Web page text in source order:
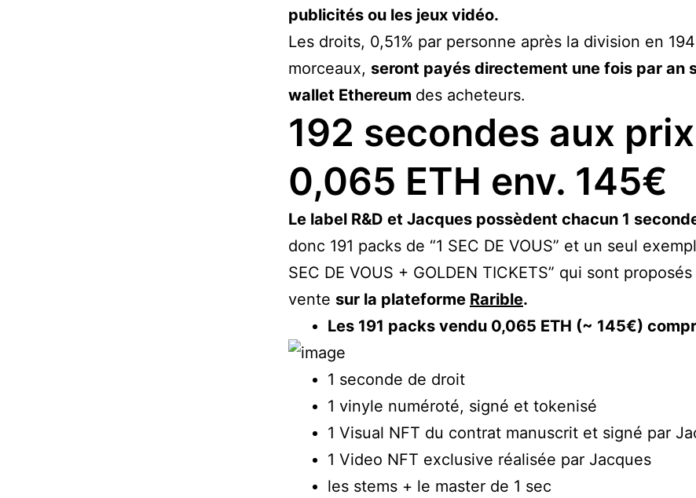
publicités ou les jeux vidéo.
Les droits, 0,51% par personne après la division en 194
morceaux, seront payés directement une fois par an
wallet Ethereum des acheteurs.
192 secondes aux
0,065 ETH env. 145€
Le label R&D et Jacques possèdent chacun 1
donc 191 packs de “1 SEC DE VOUS” et un seul
SEC DE VOUS + GOLDEN TICKETS” qui sont proposés
vente sur la plateforme Rarible.
Les 191 packs vendu 0,065 ETH (~ 145€)
1 seconde de droit
1 vinyle numéroté, signé et tokenisé
1 Visual NFT du contrat manuscrit et signé par
1 Video NFT exclusive réalisée par Jacques
les stems + le master de 1 sec